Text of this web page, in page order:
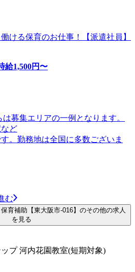
ける保育のお仕事！【派遣社員】
給1,500円〜
募集エリアの一例となります。
ど
。勤務地は全国に多数ございま
む
育補助【東大阪市-016】のその他の求人
を見る
プ 河内花園教室(短期対象)